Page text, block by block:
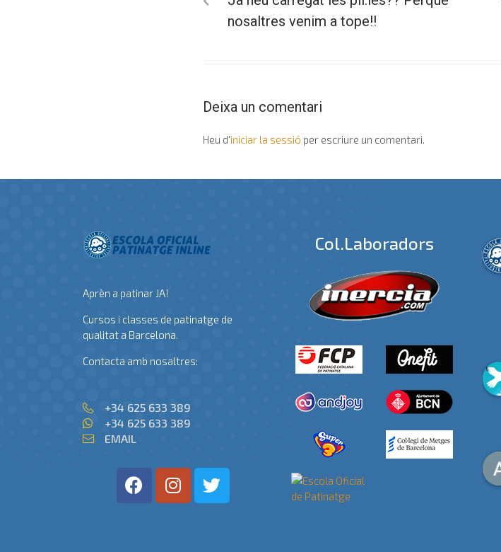
nosaltres venim a tope!!
Deixa un comentari
Heu d'iniciar la sessió per escriure un comentari.
Aprèn a patinar JA!
Cursos i classes de patinatge de
qualitat a Barcelona.
Contacta amb nosaltres:
+34 625 633 389
+34 625 633 389
EMAIL
Col.laboradors